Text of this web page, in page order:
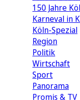
150 Jahre
Karneval in
Köln-Spezial
Region
Politik
Wirtschaft
Sport
Panorama
Promis & TV